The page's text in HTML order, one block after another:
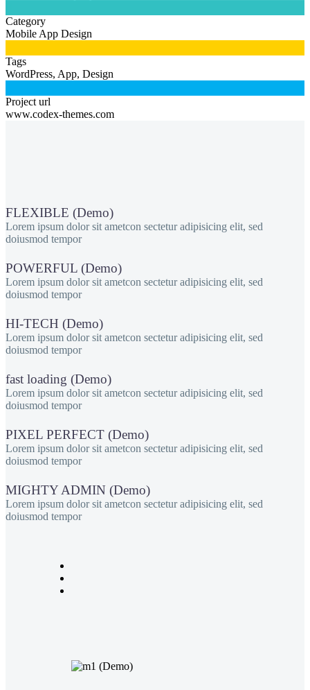
Category
Mobile App Design
Tags
WordPress, App, Design
Project url
www.codex-themes.com
FLEXIBLE (Demo)
Lorem ipsum dolor sit ametcon sectetur adipisicing elit, sed
doiusmod tempor
POWERFUL (Demo)
Lorem ipsum dolor sit ametcon sectetur adipisicing elit, sed
doiusmod tempor
HI-TECH (Demo)
Lorem ipsum dolor sit ametcon sectetur adipisicing elit, sed
doiusmod tempor
fast loading (Demo)
Lorem ipsum dolor sit ametcon sectetur adipisicing elit, sed
doiusmod tempor
PIXEL PERFECT (Demo)
Lorem ipsum dolor sit ametcon sectetur adipisicing elit, sed
doiusmod tempor
MIGHTY ADMIN (Demo)
Lorem ipsum dolor sit ametcon sectetur adipisicing elit, sed
doiusmod tempor